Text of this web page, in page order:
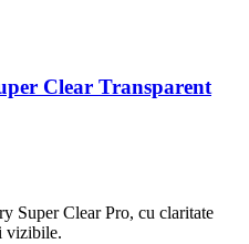
Clear Transparent
Super Clear Pro, cu claritate
vizibile.